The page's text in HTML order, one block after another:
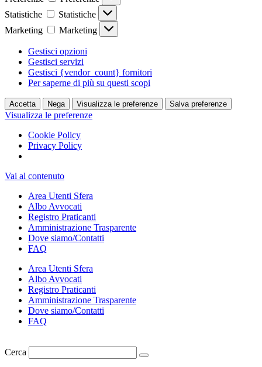
Statistiche
Statistiche
Marketing
Marketing
Gestisci opzioni
Gestisci servizi
Gestisci {vendor_count} fornitori
Per saperne di più su questi scopi
Accetta Nega Visualizza le preferenze Salva preferenze
Visualizza le preferenze
Cookie Policy
Privacy Policy
Vai al contenuto
Area Utenti Sfera
Albo Avvocati
Registro Praticanti
Amministrazione Trasparente
Dove siamo/Contatti
FAQ
Area Utenti Sfera
Albo Avvocati
Registro Praticanti
Amministrazione Trasparente
Dove siamo/Contatti
FAQ
Cerca